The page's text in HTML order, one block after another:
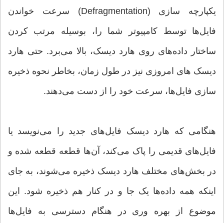
یکپارچه سازی (Defragmentation) سرعت خواندن
فایل‌ها توسط کامپیوتر شما را، بوسیله مرتب کردن
ساختار داده‌های روی هارد دیسک، بالا می‌برد. حتی هارد
دیسک های امروزی نیز در طول زمان، بخاطر نحوه ذخیره
سازی فایل‌ها، سرعت خود را از دست می‌دهند.
هنگامی که هارد دیسک فایل‌های جدید را می‌نویسد یا
فایل‌های قدیمی را پاک می‌کند، آن‌ها قطعه قطعه شده و
در بخش‌های مختلف هارد دیسک ذخیره می‌شوند، به جای
اینکه همه داده‌ها یک جا و در کنار هم ذخیره شود. این
موضوع از بهره وری در هنگام دسترسی به فایل‌ها